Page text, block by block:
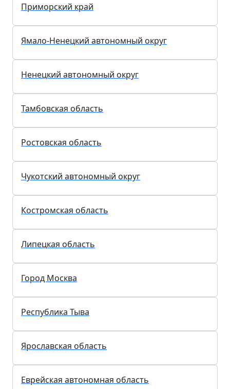
Приморский край
Ямало-Ненецкий автономный округ
Ненецкий автономный округ
Тамбовская область
Ростовская область
Чукотский автономный округ
Костромская область
Липецкая область
Город Москва
Республика Тыва
Ярославская область
Еврейская автономная область